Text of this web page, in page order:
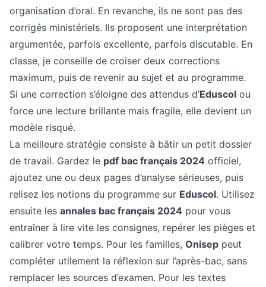
organisation d’oral. En revanche, ils ne sont pas des
corrigés ministériels. Ils proposent une interprétation
argumentée, parfois excellente, parfois discutable. En
classe, je conseille de croiser deux corrections
maximum, puis de revenir au sujet et au programme.
Si une correction s’éloigne des attendus d’Eduscol ou
force une lecture brillante mais fragile, elle devient un
modèle risqué.
La meilleure stratégie consiste à bâtir un petit dossier
de travail. Gardez le pdf bac français 2024 officiel,
ajoutez une ou deux pages d’analyse sérieuses, puis
relisez les notions du programme sur Eduscol. Utilisez
ensuite les annales bac français 2024 pour vous
entraîner à lire vite les consignes, repérer les pièges et
calibrer votre temps. Pour les familles, Onisep peut
compléter utilement la réflexion sur l’après-bac, sans
remplacer les sources d’examen. Pour les textes